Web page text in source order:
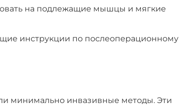
на подлежащие мышцы и мягкие
инструкции по послеоперационному
минимально инвазивные методы. Эти